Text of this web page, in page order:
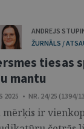
ANDREJS
ŽURNĀLS /
tiesas
mantu
2025 • NR. 24/25 (1394/
mērķis ir